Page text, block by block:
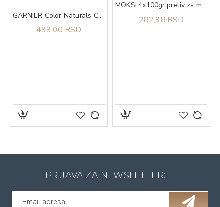
GARNIER Color Naturals Creme Boja za kosu SE CEN 111
499,00 RSD
MOKSI 4x100gr preliv za mačke kitten piletina u sosu
282,98 RSD
PRIJAVA ZA NEWSLETTER: